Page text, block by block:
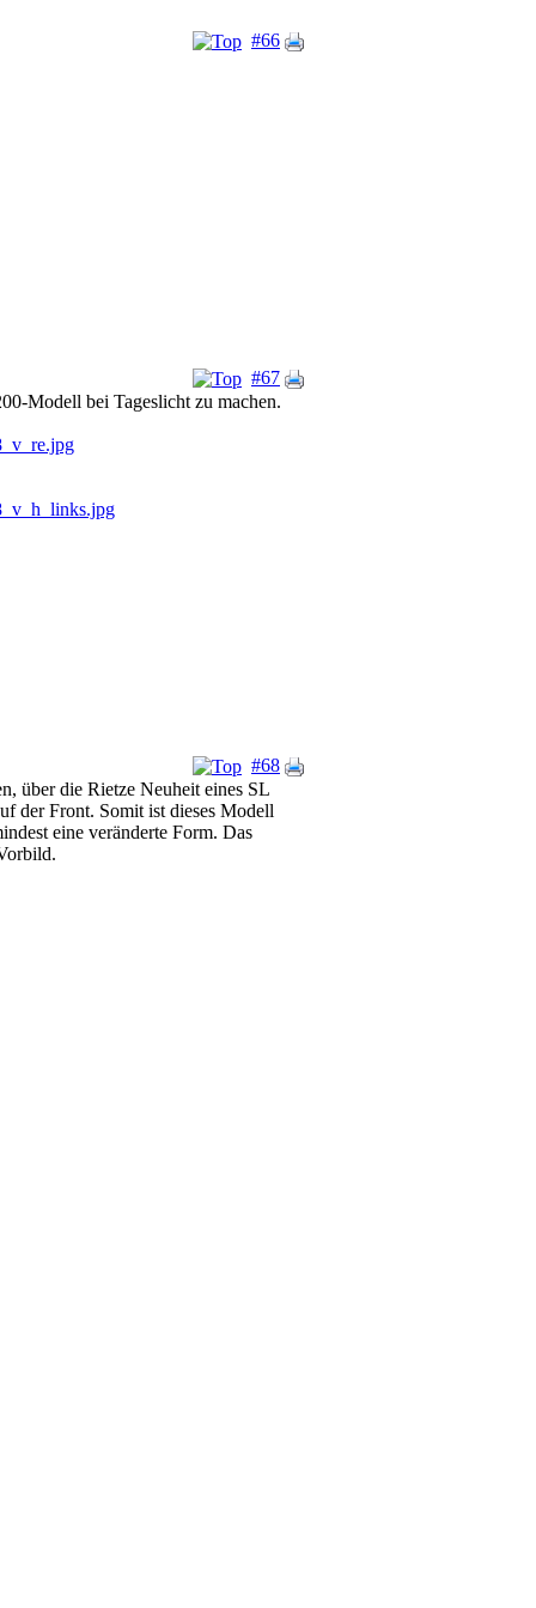
#66
#67
Modell bei Tageslicht zu machen.
#68
über die Rietze Neuheit eines SL
der Front. Somit ist dieses Modell
eine veränderte Form. Das